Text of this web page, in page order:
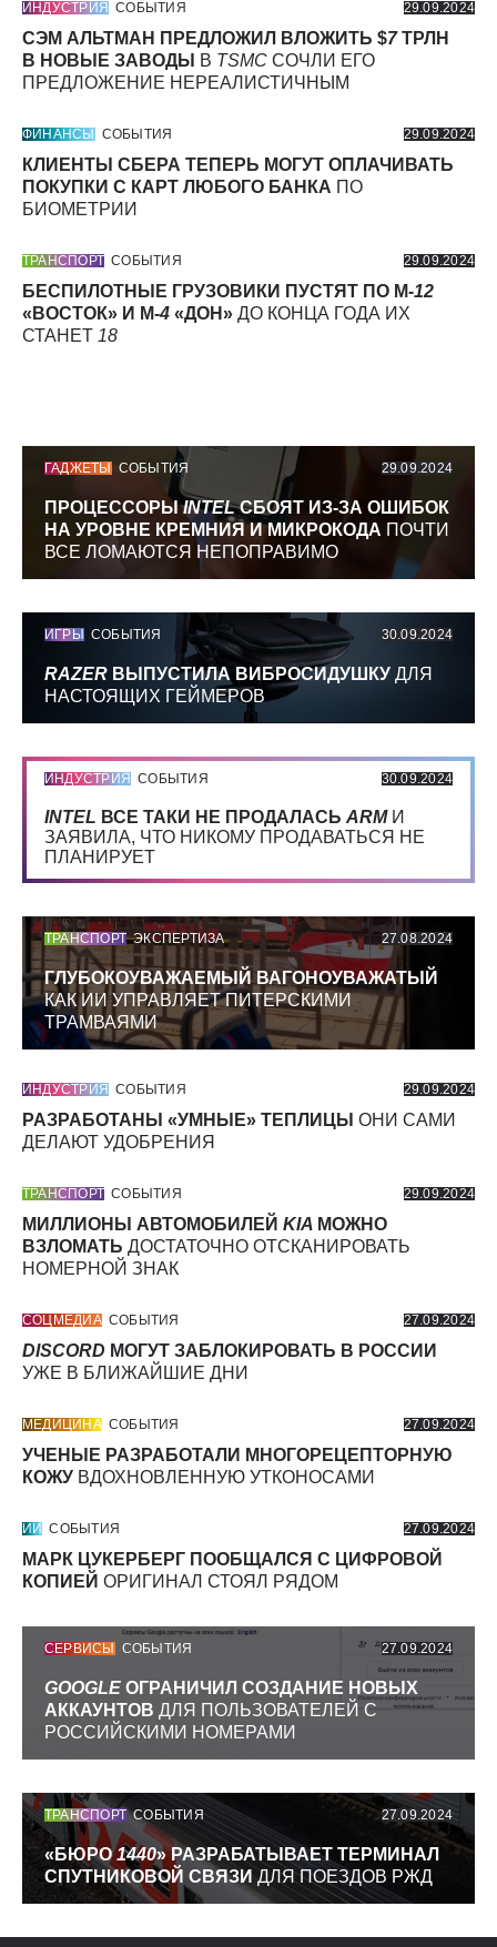
ИНДУСТРИЯ СОБЫТИЯ 29.09.2024
СЭМ АЛЬТМАН ПРЕДЛОЖИЛ ВЛОЖИТЬ $7ТРЛН
В НОВЫЕ ЗАВОДЫ
В TSMC СОЧЛИ ЕГО
ПРЕДЛОЖЕНИЕ НЕРЕАЛИСТИЧНЫМ
ФИНАНСЫ СОБЫТИЯ 29.09.2024
КЛИЕНТЫ СБЕРА ТЕПЕРЬ МОГУТ ОПЛАЧИВАТЬ
ПОКУПКИ С КАРТ ЛЮБОГО БАНКА ПО
БИОМЕТРИИ
ТРАНСПОРТ СОБЫТИЯ 29.09.2024
БЕСПИЛОТНЫЕ ГРУЗОВИКИ ПУСТЯТ ПО М-12
«ВОСТОК» И М-4 «ДОН» ДО КОНЦА ГОДА ИХ
СТАНЕТ 18
ГАДЖЕТЫ СОБЫТИЯ 29.09.2024
ПРОЦЕССОРЫINTELСБОЯТ ИЗ-ЗА ОШИБОК
НА УРОВНЕ КРЕМНИЯ И МИКРОКОДА ПОЧТИ
ВСЕ ЛОМАЮТСЯ НЕПОПРАВИМО
ИГРЫ СОБЫТИЯ 30.09.2024
RAZER ВЫПУСТИЛА ВИБРОСИДУШКУ ДЛЯ
НАСТОЯЩИХ ГЕЙМЕРОВ
ИНДУСТРИЯ СОБЫТИЯ 30.09.2024
INTEL ВСЕ ТАКИ НЕ ПРОДАЛАСЬ ARMИ
ЗАЯВИЛА, ЧТО НИКОМУ ПРОДАВАТЬСЯ НЕ
ПЛАНИРУЕТ
ТРАНСПОРТ ЭКСПЕРТИЗА 27.08.2024
ГЛУБОКОУВАЖАЕМЫЙ ВАГОНОУВАЖАТЫЙ
КАК ИИ УПРАВЛЯЕТ ПИТЕРСКИМИ
ТРАМВАЯМИ
ИНДУСТРИЯ СОБЫТИЯ 29.09.2024
РАЗРАБОТАНЫ «УМНЫЕ» ТЕПЛИЦЫ ОНИ САМИ
ДЕЛАЮТ УДОБРЕНИЯ
ТРАНСПОРТ СОБЫТИЯ 29.09.2024
МИЛЛИОНЫ АВТОМОБИЛЕЙ KIA МОЖНО
ВЗЛОМАТЬ ДОСТАТОЧНО ОТСКАНИРОВАТЬ
НОМЕРНОЙ ЗНАК
СОЦМЕДИА СОБЫТИЯ 27.09.2024
DISCORD МОГУТ ЗАБЛОКИРОВАТЬ В РОССИИ
УЖЕ В БЛИЖАЙШИЕ ДНИ
МЕДИЦИНА СОБЫТИЯ 27.09.2024
УЧЕНЫЕ РАЗРАБОТАЛИ МНОГОРЕЦЕПТОРНУЮ
КОЖУ ВДОХНОВЛЕННУЮ УТКОНОСАМИ
ИИ СОБЫТИЯ 27.09.2024
МАРК ЦУКЕРБЕРГ ПООБЩАЛСЯ С ЦИФРОВОЙ
КОПИЕЙ ОРИГИНАЛ СТОЯЛ РЯДОМ
СЕРВИСЫ СОБЫТИЯ 27.09.2024
GOOGLE ОГРАНИЧИЛ СОЗДАНИЕ НОВЫХ
АККАУНТОВ ДЛЯ ПОЛЬЗОВАТЕЛЕЙ С
РОССИЙСКИМИ НОМЕРАМИ
ТРАНСПОРТ СОБЫТИЯ 27.09.2024
«БЮРО1440» РАЗРАБАТЫВАЕТ ТЕРМИНАЛ
СПУТНИКОВОЙ СВЯЗИ ДЛЯ ПОЕЗДОВ РЖД